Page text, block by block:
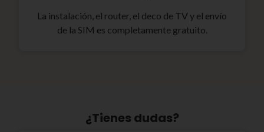
La instalación, el router, el deco de TV y el envío
de la SIM es completamente gratuito.
¿Tienes dudas?